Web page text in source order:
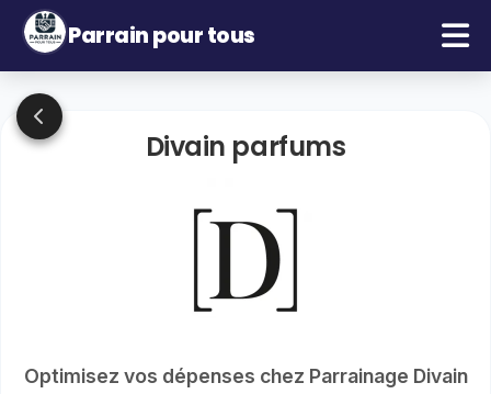
Parrain pour tous
Divain parfums
Optimisez vos dépenses chez Parrainage Divain